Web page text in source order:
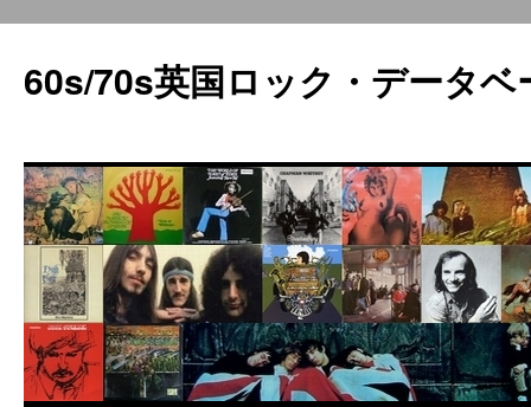
60s/70s英国ロック・データベ